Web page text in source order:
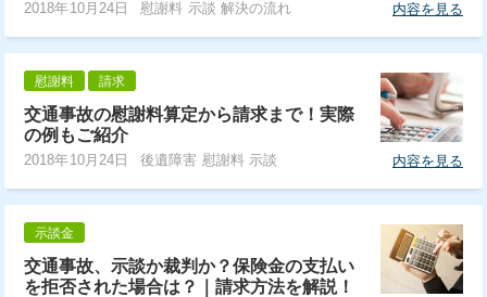
2018年10月24日 慰謝料 示談 解決の流れ 内容を見る
慰謝料 請求
交通事故の慰謝料算定から請求まで！実際
の例もご紹介
2018年10月24日 後遺障害 慰謝料 示談 内容を見る
示談金
交通事故、示談か裁判か？保険金の支払い
を拒否された場合は？｜請求方法を解説！